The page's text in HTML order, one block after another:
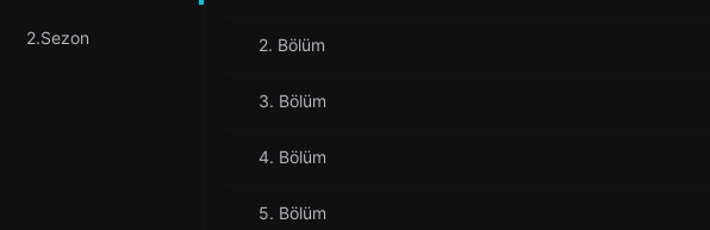
2.Sezon 2. Bölüm
3. Bölüm
4. Bölüm
5. Bölüm